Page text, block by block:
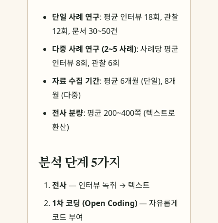
단일 사례 연구: 평균 인터뷰 18회, 관찰
12회, 문서 30~50건
다중 사례 연구 (2~5 사례): 사례당 평균
인터뷰 8회, 관찰 6회
자료 수집 기간: 평균 6개월 (단일), 8개
월 (다중)
전사 분량: 평균 200~400쪽 (텍스트로
환산)
분석 단계 5가지
전사— 인터뷰 녹취 → 텍스트
1차 코딩 (Open Coding)— 자유롭게
코드 부여